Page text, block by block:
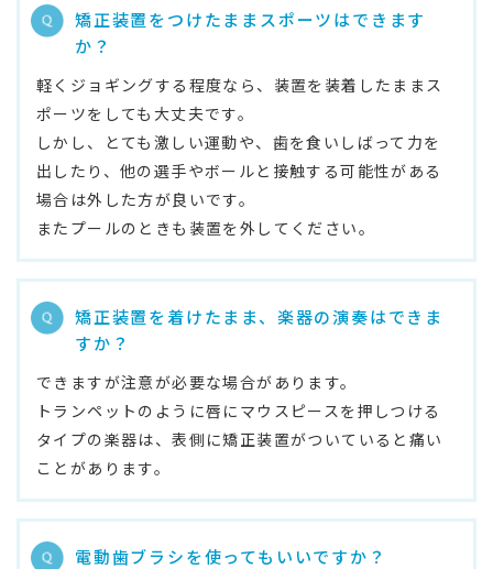
矯正装置をつけたままスポーツはできます
か？
軽くジョギングする程度なら、装置を装着したままス
ポーツをしても大丈夫です。
しかし、とても激しい運動や、歯を食いしばって力を
出したり、他の選手やボールと接触する可能性がある
場合は外した方が良いです。
またプールのときも装置を外してください。
矯正装置を着けたまま、楽器の演奏はできま
すか？
できますが注意が必要な場合があります。
トランペットのように唇にマウスピースを押しつける
タイプの楽器は、表側に矯正装置がついていると痛い
ことがあります。
電動歯ブラシを使ってもいいですか？